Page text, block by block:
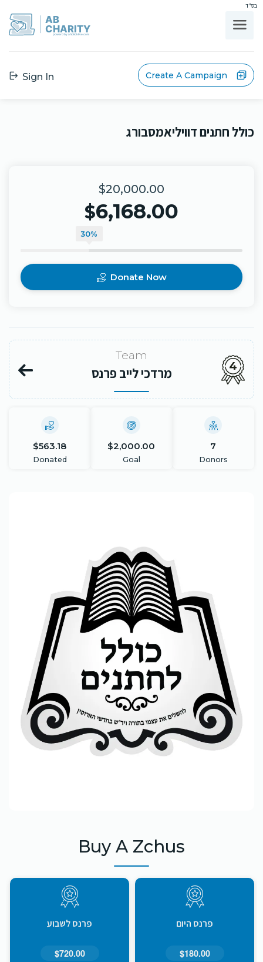
בס"ד
AB
CHARITY
powerd by ahblicklive.com
Sign In Create A Campaign
כולל חתנים דוויליאמסבורג
$20,000.00
$6,168.00
30%
Donate Now
Team
מרדכי לייב פרנס 4
$563.18
Donated
$2,000.00
Goal
7
Donors
Buy A Zchus
פרנס היום
$180.00
פרנס לשבוע
$720.00